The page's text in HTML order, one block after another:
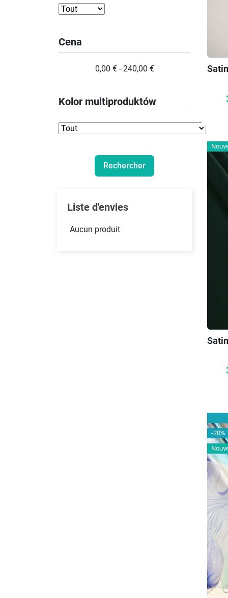
Cena
0,00 € - 240,00 €
Kolor multiproduktów
Liste d'envies
Aucun produit
-20%